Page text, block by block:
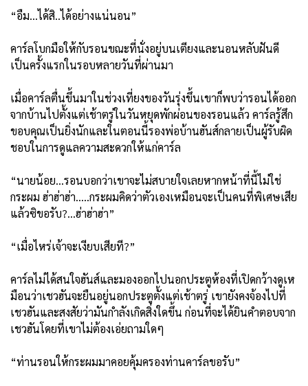
“อืม...ได้สิ..ได้อย่างแน่นอน”
คาร์ลโบกมือให้กับรอนขณะที่นั่งอยู่บนเตียงและนอนหลับฝันดี
เป็นครั้งแรกในรอบหลายวันที่ผ่านมา
เมื่อคาร์ลตื่นขึ้นมาในช่วงเที่ยงของวันรุ่งขึ้นเขาก็พบว่ารอนได้ออก
จากบ้านไปตั้งแต่เช้าตรู่ในวันหยุดพักผ่อนของรอนแล้ว คาร์ลรู้สึก
ขอบคุณเป็นยิ่งนักและในตอนนี้รองพ่อบ้านฮันส์กลายเป็นผู้รับผิด
ชอบในการดูแลความสะดวกให้แก่คาร์ล
“นายน้อย...รอนบอกว่าเขาจะไม่สบายใจเลยหากหน้าที่นี้ไม่ใช่
กระผม ฮ่าฮ่าฮ่า.....กระผมคิดว่าตัวเองเหมือนจะเป็นคนที่พิเศษเสีย
แล้วซิขอรับ?...ฮ่าฮ่าฮ่า”
“เมื่อไหร่เจ้าจะเงียบเสียที?”
คาร์ลไม่ได้สนใจฮันส์และมองออกไปนอกประตูห้องที่เปิดกว้างดูเห
มือนว่าเชวฮันจะยืนอยู่นอกประตูตั้งแต่เช้าตรู่ เขายังคงจ้องไปที่
เชวฮันและสงสัยว่ามันกำลังเกิดสิ่งใดขึ้น ก่อนที่จะได้ยินคำตอบจาก
เชวฮันโดยที่เขาไม่ต้องเอ่ยถามใดๆ
“ท่านรอนให้กระผมมาคอยคุ้มครองท่านคาร์ลขอรับ”